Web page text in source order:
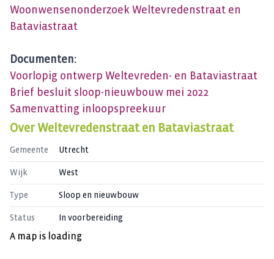
Woonwensenonderzoek Weltevredenstraat en
Bataviastraat
Documenten:
Voorlopig ontwerp Weltevreden- en Bataviastraat
Brief besluit sloop-nieuwbouw mei 2022
Samenvatting inloopspreekuur
Over Weltevredenstraat en Bataviastraat
Gemeente Utrecht
Wijk West
Type Sloop en nieuwbouw
Status In voorbereiding
A map is loading